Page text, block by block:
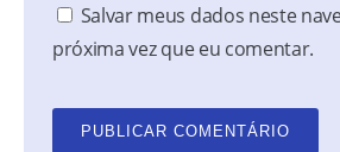
Salvar meus dados neste
próxima vez que eu comentar.